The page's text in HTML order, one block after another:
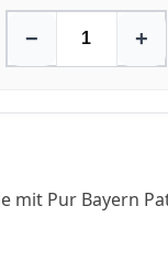
− +
mit Pur Bayern